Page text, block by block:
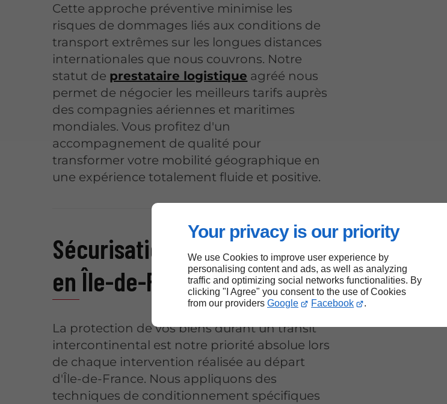
Your privacy is our priority
We use Cookies to improve user experience by
personalising content and ads, as well as analyzing
traffic and optimizing social networks functionalities. By
clicking "I Agree" you consent to the use of Cookies
from our providers Google Facebook .
Cette approche préventive minimise les
risques de dommages liés aux conditions de
transport extrêmes sur les longues distances
internationales que nous couvrons. Notre
statut de prestataire logistique agréé nous
permet de négocier les meilleurs tarifs auprès
des compagnies aériennes et maritimes
mondiales. Vous profitez d'un
accompagnement de qualité pour
transformer votre mobilité géographique en
une expérience totalement fluide et positive.
Sécurisation du fret mondial
en Île-de-France
La protection de vos biens durant un transit
intercontinental est notre priorité absolue lors
de chaque intervention réalisée au départ
d'Île-de-France. Nous appliquons des
techniques de conditionnement spécifiques